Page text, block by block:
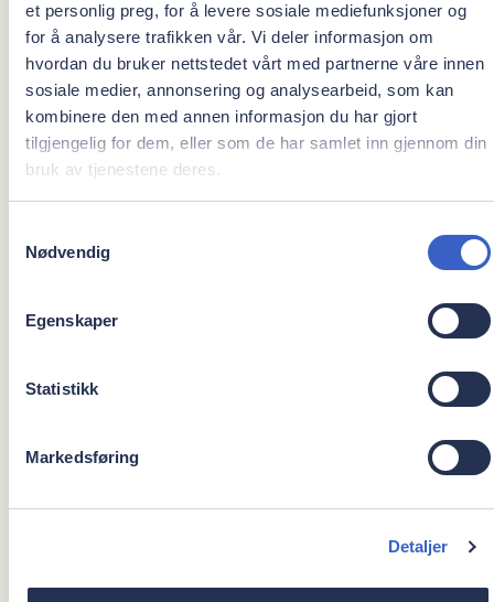
et personlig preg, for å levere sosiale mediefunksjoner og
for å analysere trafikken vår. Vi deler informasjon om
hvordan du bruker nettstedet vårt med partnerne våre innen
sosiale medier, annonsering og analysearbeid, som kan
kombinere den med annen informasjon du har gjort
tilgjengelig for dem, eller som de har samlet inn gjennom din
bruk av tjenestene deres.
Nødvendig
Egenskaper
Statistikk
Markedsføring
Detaljer
Oris Dental Sirkus Shopping
nils.selliseth@orisdental.no
Cand. odont., Odontologisk Fakultet, Universitet i
Bergen 1991
Dr. odont., Universitetet i Bergen 1996
Spesialist i kjeveortopedi 1999
1991-1992 Tannlege i Forsvaret, Løytnant
1996-1998 Forsker ved Universitetet i Bergen
1999-2018 Grunnlegger, eier og kjeveortoped av / ved
2018-2024 Kjeveortoped Colosseum Ålesund
1991-2024 Omfattende kurs i konvensjonell
kjeveortopedi, usynlig tannregulering og